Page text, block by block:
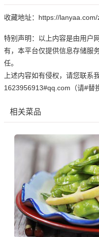
收藏地址：https://
特别声明：以上内容是由用户
有，本平台仅提供信息存储服
任。
上述内容如有侵权，请您联系
1623956913#qq.com（请#替
相关菜品